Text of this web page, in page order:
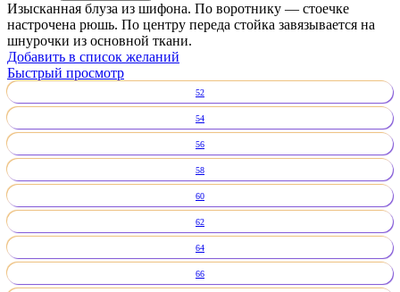
Изысканная блуза из шифона. По воротнику — стоечке
настрочена рюшь. По центру переда стойка завязывается на
шнурочки из основной ткани.
Добавить в список желаний
Быстрый просмотр
52
54
56
58
60
62
64
66